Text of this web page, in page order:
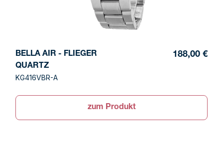
BELLA AIR - FLIEGER
QUARTZ
KG416VBR-A
188,00 €
zum Produkt